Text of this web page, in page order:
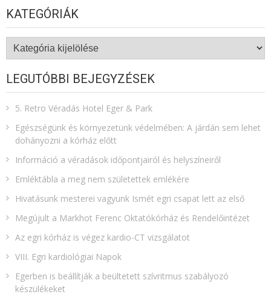
KATEGÓRIÁK
Kategóriák
LEGUTÓBBI BEJEGYZÉSEK
5. Retro Véradás Hotel Eger & Park
Egészségünk és környezetünk védelmében: A járdán sem lehet
dohányozni a kórház előtt
Információ a véradások időpontjairól és helyszíneiről
Emléktábla a meg nem születettek emlékére​
Hivatásunk mesterei vagyunk Ismét egri csapat lett az első
Megújult a Markhot Ferenc Oktatókórház és Rendelőintézet
Az egri kórház is végez kardio-CT vizsgálatot
VIII. Egri kardiológiai Napok
Egerben is beállítják a beültetett szívritmus szabályozó
készülékeket